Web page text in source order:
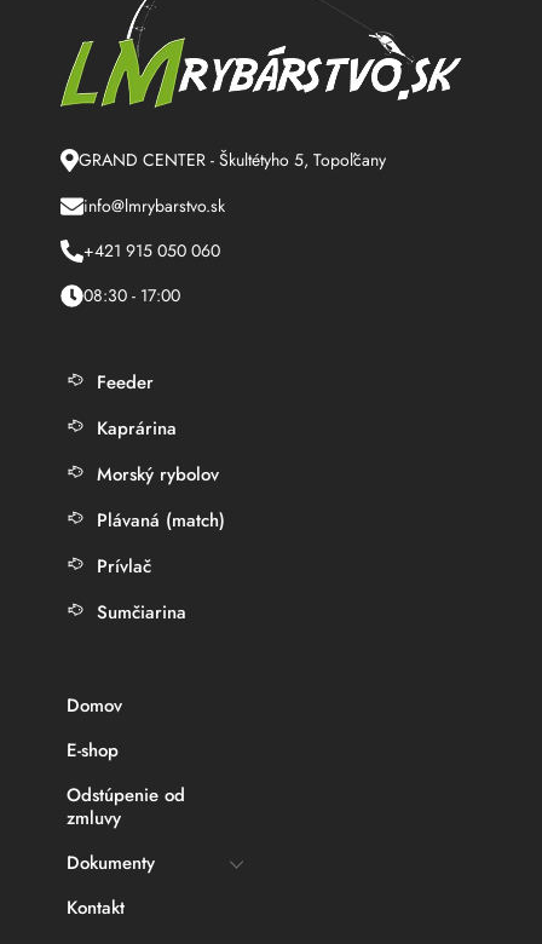
GRAND CENTER - Škultétyho 5, Topoľčany
info@lmrybarstvo.sk
+421 915 050 060
08:30 - 17:00
Feeder
Kaprárina
Morský rybolov
Plávaná (match)
Prívlač
Sumčiarina
Domov
E-shop
Odstúpenie od
zmluvy
Dokumenty
Kontakt